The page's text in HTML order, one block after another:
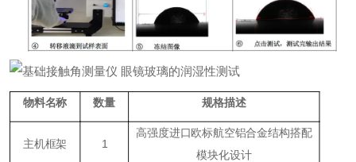
物料名称 数量 规格描述
主机框架 1
高强度进口欧标航空铝合金结构搭配
模块化设计